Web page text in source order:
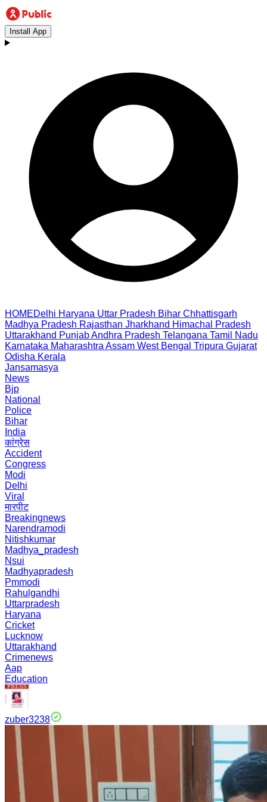
Install App
HOMEDelhi Haryana Uttar Pradesh Bihar Chhattisgarh
Madhya Pradesh Rajasthan Jharkhand Himachal Pradesh
Uttarakhand PunjabAndhra Pradesh Telangana Tamil Nadu
Karnataka Maharashtra Assam West Bengal Tripura Gujarat
Odisha Kerala
Jansamasya
News
Bjp
National
Police
Bihar
India
कांग्रेस
Accident
Congress
Modi
Delhi
Viral
मारपीट
Breakingnews
Narendramodi
Nitishkumar
Madhya_pradesh
Nsui
Madhyapradesh
Pmmodi
Rahulgandhi
Uttarpradesh
Haryana
Cricket
Lucknow
Uttarakhand
Crimenews
Aap
Education
zuber3238